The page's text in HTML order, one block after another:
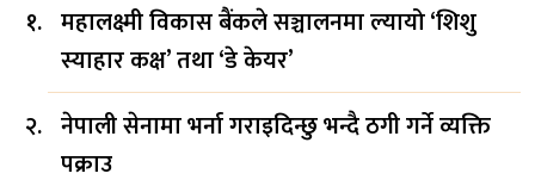
महालक्ष्मी विकास बैंकले सञ्चालनमा ल्यायो ‘शिशु
स्याहार कक्ष’ तथा ‘डे केयर’
नेपाली सेनामा भर्ना गराइदिन्छु भन्दै ठगी गर्ने व्यक्ति
पक्राउ